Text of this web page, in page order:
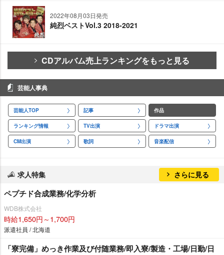
2022年08月03日発売
純烈ベストVol.3 2018-2021
CDアルバム売上ランキングをもっと見る
芸能人事典
芸能人TOP 記事 作品
ランキング情報 TV出演 ドラマ出演
CM出演 歌詞 音楽配信
求人特集 さらに見る
ペプチド合成業務/化学分析
WDB株式会社
時給1,650円～1,700円
派遣社員 / 北海道
「寮完備」めっき作業及び付随業務/即入寮/製造・工場/日勤/日